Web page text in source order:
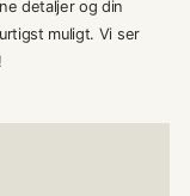
detaljer og din
muligt. Vi ser